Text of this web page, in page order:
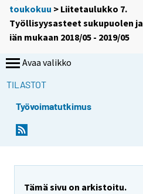
toukokuu > Liitetaulukko 7.
Työllisyysasteet sukupuolen ja
iän mukaan 2018/05 - 2019/05
Avaa valikko
TILASTOT
Työvoimatutkimus
Tämä sivu on arkistoitu.